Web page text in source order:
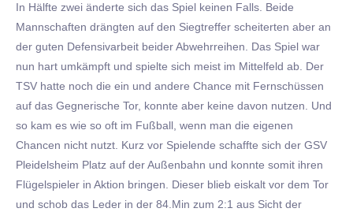
In Hälfte zwei änderte sich das Spiel keinen Falls. Beide
Mannschaften drängten auf den Siegtreffer scheiterten aber an
der guten Defensivarbeit beider Abwehrreihen. Das Spiel war
nun hart umkämpft und spielte sich meist im Mittelfeld ab. Der
TSV hatte noch die ein und andere Chance mit Fernschüssen
auf das Gegnerische Tor, konnte aber keine davon nutzen. Und
so kam es wie so oft im Fußball, wenn man die eigenen
Chancen nicht nutzt. Kurz vor Spielende schaffte sich der GSV
Pleidelsheim Platz auf der Außenbahn und konnte somit ihren
Flügelspieler in Aktion bringen. Dieser blieb eiskalt vor dem Tor
und schob das Leder in der 84.Min zum 2:1 aus Sicht der